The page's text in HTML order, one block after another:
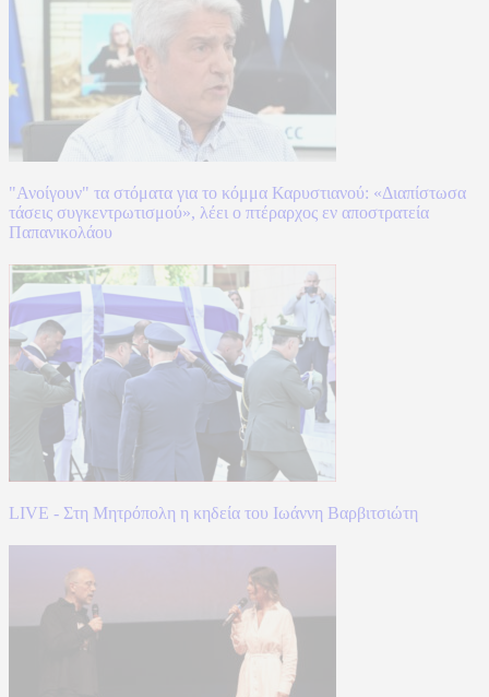
"Ανοίγουν" τα στόματα για το κόμμα Καρυστιανού: «Διαπίστωσα
τάσεις συγκεντρωτισμού», λέει ο πτέραρχος εν αποστρατεία
Παπανικολάου
LIVE - Στη Μητρόπολη η κηδεία του Ιωάννη Βαρβιτσιώτη